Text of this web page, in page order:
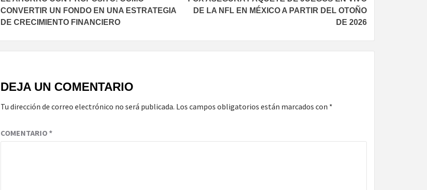
navigation
CONVERTIR UN FONDO EN UNA ESTRATEGIA
DE CRECIMIENTO FINANCIERO
DE LA NFL EN MÉXICO A PARTIR DEL OTOÑO
DE 2026
DEJA UN COMENTARIO
Tu dirección de correo electrónico no será publicada. Los campos obligatorios están marcados con *
COMENTARIO*